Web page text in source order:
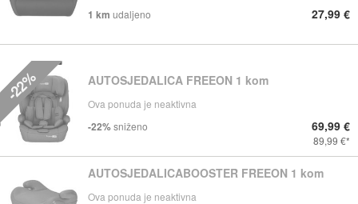
1 km udaljeno 27,99 €
AUTOSJEDALICA FREEON 1 kom
Ova ponuda je neaktivna
-22%sniženo 69,99 €
89,99 €
-22%
AUTOSJEDALICABOOSTER FREEON 1 kom
Ova ponuda je neaktivna